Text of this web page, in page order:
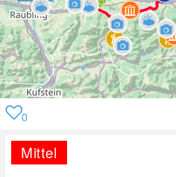
0
Mittel